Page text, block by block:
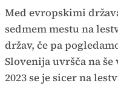
Med evropskimi
sedmem mestu na
držav, če pa
Slovenija uvršča na še
2023 se je sicer na